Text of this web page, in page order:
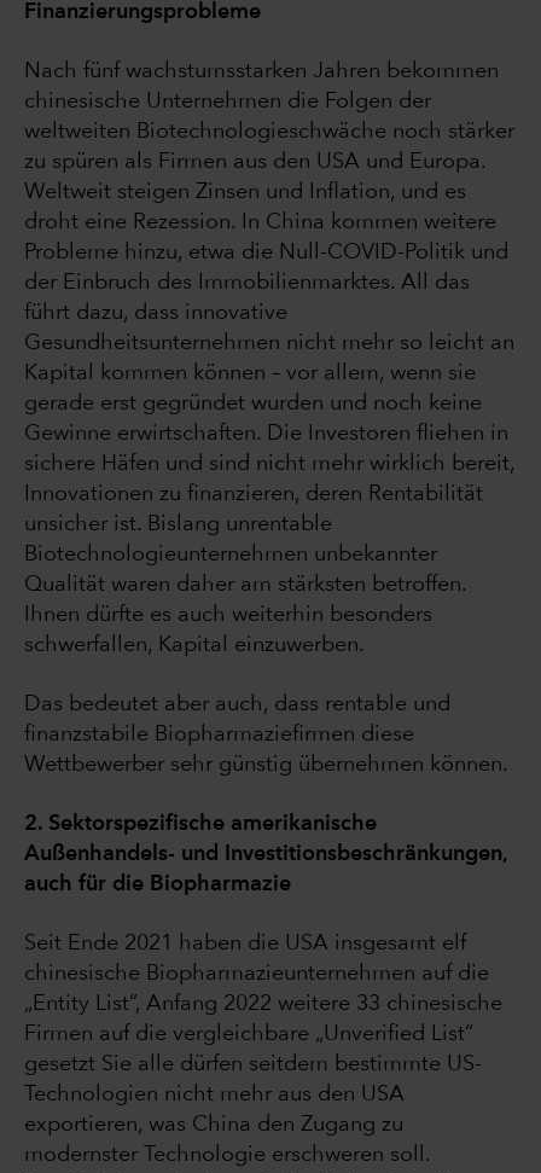
Finanzierungsprobleme
Nach fünf wachstumsstarken Jahren bekommen
chinesische Unternehmen die Folgen der
weltweiten Biotechnologieschwäche noch stärker
zu spüren als Firmen aus den USA und Europa.
Weltweit steigen Zinsen und Inflation, und es
droht eine Rezession. In China kommen weitere
Probleme hinzu, etwa die Null-COVID-Politik und
der Einbruch des Immobilienmarktes. All das
führt dazu, dass innovative
Gesundheitsunternehmen nicht mehr so leicht an
Kapital kommen können – vor allem, wenn sie
gerade erst gegründet wurden und noch keine
Gewinne erwirtschaften. Die Investoren fliehen in
sichere Häfen und sind nicht mehr wirklich bereit,
Innovationen zu finanzieren, deren Rentabilität
unsicher ist. Bislang unrentable
Biotechnologieunternehmen unbekannter
Qualität waren daher am stärksten betroffen.
Ihnen dürfte es auch weiterhin besonders
schwerfallen, Kapital einzuwerben.
Das bedeutet aber auch, dass rentable und
finanzstabile Biopharmaziefirmen diese
Wettbewerber sehr günstig übernehmen können.
2. Sektorspezifische amerikanische
Außenhandels- und Investitionsbeschränkungen,
auch für die Biopharmazie
Seit Ende 2021 haben die USA insgesamt elf
chinesische Biopharmazieunternehmen auf die
„Entity List“, Anfang 2022 weitere 33 chinesische
Firmen auf die vergleichbare „Unverified List“
gesetzt Sie alle dürfen seitdem bestimmte US-
Technologien nicht mehr aus den USA
exportieren, was China den Zugang zu
modernster Technologie erschweren soll.